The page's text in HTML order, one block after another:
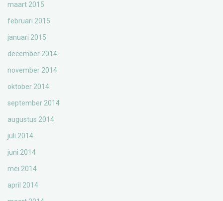
maart 2015
februari 2015
januari 2015
december 2014
november 2014
oktober 2014
september 2014
augustus 2014
juli 2014
juni 2014
mei 2014
april 2014